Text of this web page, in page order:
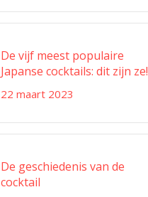
De vijf meest populaire
Japanse cocktails: dit zijn ze!
22 maart 2023
De geschiedenis van de
cocktail